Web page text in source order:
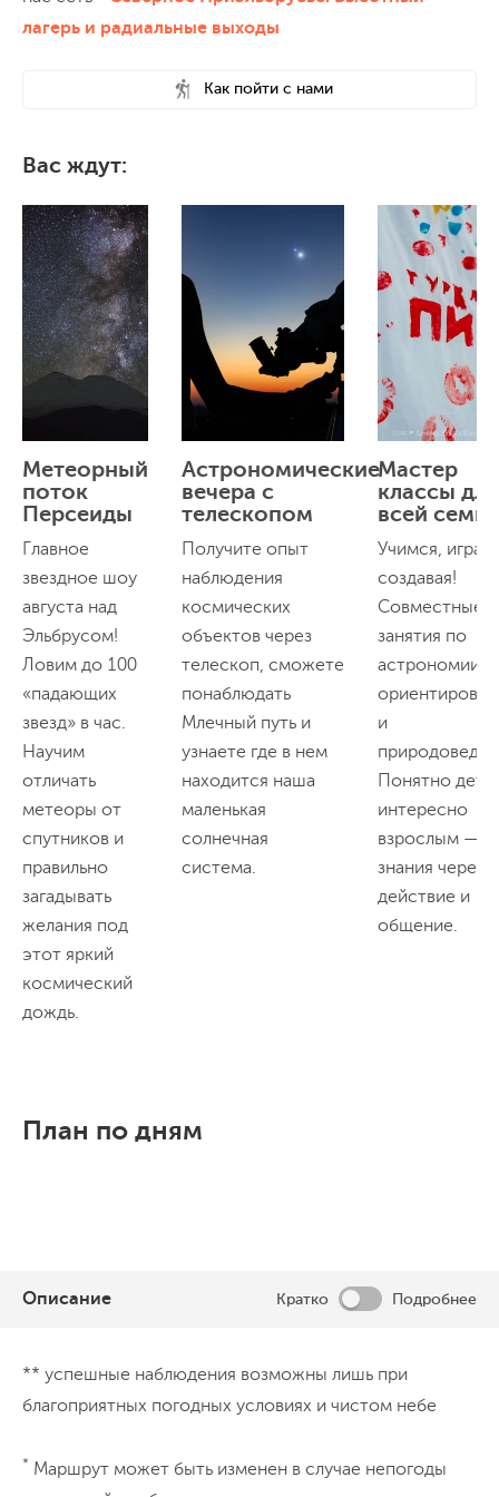
лагерь и радиальные выходы
Как пойти с нами
Вас ждут:
Метеорный
поток
Персеиды
Главное
звездное шоу
августа над
Эльбрусом!
Ловим до 100
«падающих
звезд» в час.
Научим
отличать
метеоры от
спутников и
правильно
загадывать
желания под
этот яркий
космический
дождь.
Астрономические
вечера с
телескопом
Получите опыт
наблюдения
космических
объектов через
телескоп, сможете
понаблюдать
Млечный путь и
узнаете где в нем
находится наша
маленькая
солнечная
система.
Мастер
классы для
всей семьи
Учимся, играя
создавая!
Совместные
занятия по
астрономии,
и
Понятно
интересно
взрослым —
знания через
действие и
общение.
План по дням
Описание Кратко Подробнее
День 1
Спокойное начало большого
приключения
Приезжайте в удобное время — мы
** успешные наблюдения возможны лишь при
благоприятных погодных условиях и чистом небе
* Маршрут может быть изменен в случае непогоды